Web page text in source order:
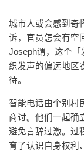
城市人或会感到奇
诉，官员怎会有空
Joseph谓，这个「
织发声的偏远地区
待。
智能电话由个别村
商讨。他们一起确
避免言辞过激。过
育了认识自身权利